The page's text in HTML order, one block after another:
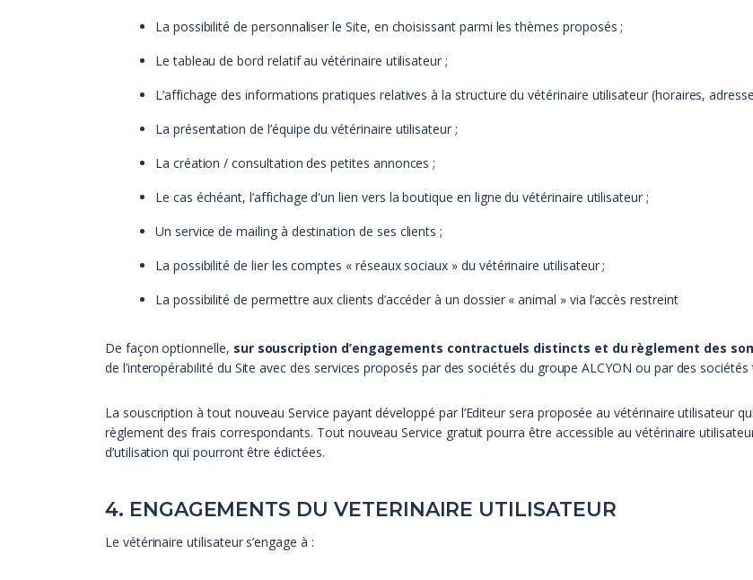
La possibilité de personnaliser le Site, en choisissant parmi les thèmes proposés ;
Le tableau de bord relatif au vétérinaire utilisateur ;
L’affichage des informations pratiques relatives à la structure du vétérinaire utilisateur (horaires,
La présentation de l’équipe du vétérinaire utilisateur ;
La création / consultation des petites annonces ;
Le cas échéant, l’affichage d'un lien vers la boutique en ligne du vétérinaire utilisateur ;
Un service de mailing à destination de ses clients ;
La possibilité de lier les comptes « réseaux sociaux » du vétérinaire utilisateur ;
La possibilité de permettre aux clients d’accéder à un dossier « animal » via l’accès restreint
De façon optionnelle, sur souscription d’engagements contractuels distincts et du règlement des
de l’interopérabilité du Site avec des services proposés par des sociétés du groupe ALCYON ou par des sociétés
La souscription à tout nouveau Service payant développé par l’Editeur sera proposée au vétérinaire utilisateur
règlement des frais correspondants. Tout nouveau Service gratuit pourra être accessible au vétérinaire
d’utilisation qui pourront être édictées.
4. ENGAGEMENTS DU VETERINAIRE UTILISATEUR
Le vétérinaire utilisateur s’engage à :